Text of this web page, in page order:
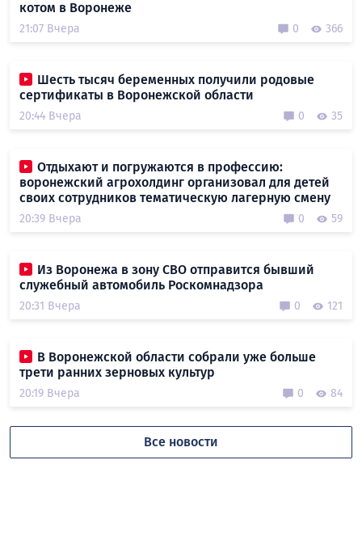
котом в Воронеже
21:07 Вчера 0 366
Шесть тысяч беременных получили родовые
сертификаты в Воронежской области
20:44 Вчера 0 35
Отдыхают и погружаются в профессию:
воронежский агрохолдинг организовал для детей
своих сотрудников тематическую лагерную смену
20:39 Вчера 0 59
Из Воронежа в зону СВО отправится бывший
служебный автомобиль Роскомнадзора
20:31 Вчера 0 121
В Воронежской области собрали уже больше
трети ранних зерновых культур
20:19 Вчера 0 84
Все новости